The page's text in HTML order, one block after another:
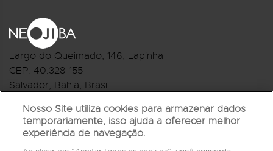
Largo do Queimado, 146, Lapinha
CEP: 40.328-155
Salvador, Bahia, Brasil
R.Monte Castelo Nº 62, Bairro Barbalho
CEP: 40.301-210
Nosso Site utiliza cookies para armazenar dados
temporariamente, isso ajuda a oferecer melhor
experiência de navegação.